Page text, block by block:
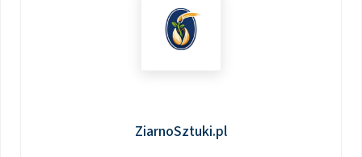
ZiarnoSztuki.pl